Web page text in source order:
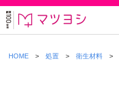
HOME 処置 衛生材料